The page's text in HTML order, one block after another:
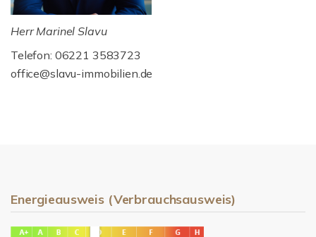
Herr Marinel Slavu
Telefon: 06221 3583723
office@slavu-immobilien.de
Energieausweis (Verbrauchsausweis)